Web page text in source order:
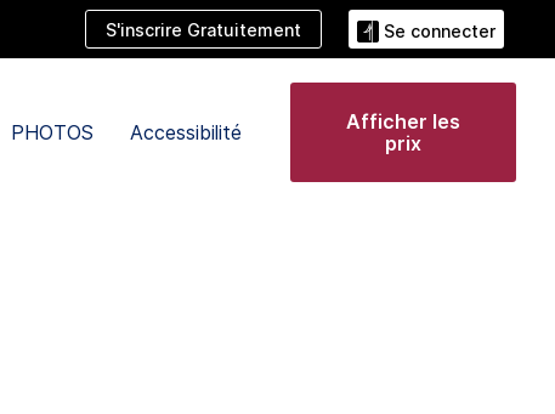
S'inscrire Gratuitement Se connecter
PHOTOS Accessibilité
Afficher les
prix